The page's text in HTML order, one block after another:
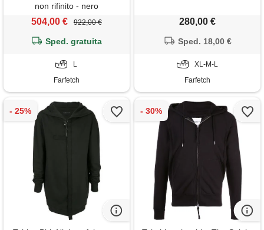
non rifinito - nero
504,00 € 922,00 €
Sped. gratuita
L
Farfetch
280,00 €
Sped. 18,00 €
XL-M-L
Farfetch